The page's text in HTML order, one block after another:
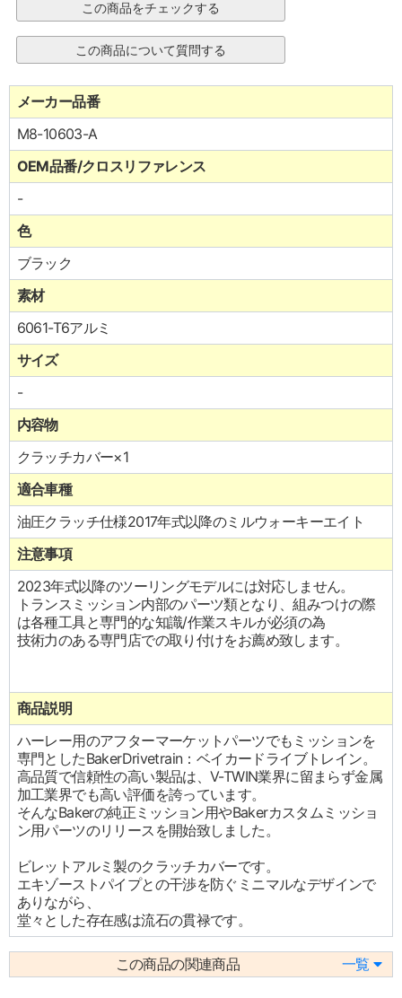
メーカー品番
M8-10603-A
OEM品番/クロスリファレンス
-
色
ブラック
素材
6061-T6アルミ
サイズ
-
内容物
クラッチカバー×1
適合車種
油圧クラッチ仕様2017年式以降のミルウォーキーエイト
注意事項
2023年式以降のツーリングモデルには対応しません。
トランスミッション内部のパーツ類となり、組みつけの際
は各種工具と専門的な知識/作業スキルが必須の為
技術力のある専門店での取り付けをお薦め致します。
商品説明
ハーレー用のアフターマーケットパーツでもミッションを
専門としたBakerDrivetrain：ベイカードライブトレイン。
高品質で信頼性の高い製品は、V-TWIN業界に留まらず金属
加工業界でも高い評価を誇っています。
そんなBakerの純正ミッション用やBakerカスタムミッショ
ン用パーツのリリースを開始致しました。
ビレットアルミ製のクラッチカバーです。
エキゾーストパイプとの干渉を防ぐミニマルなデザインで
ありながら、
堂々とした存在感は流石の貫禄です。
この商品の関連商品 一覧